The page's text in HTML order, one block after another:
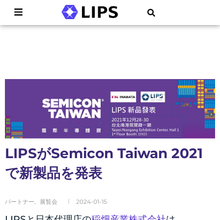
LIPSがSemicon Taiwan 2021
で新製品を発表
パートナー 展覧会 2024-01-15